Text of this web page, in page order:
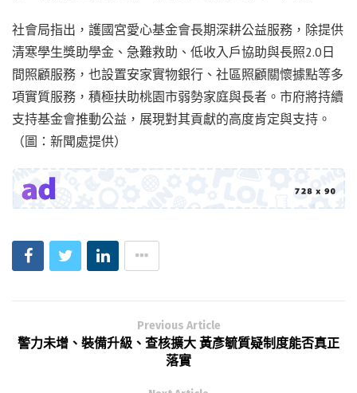
社會局指出，護國宮愛心基金會長期深耕公益服務，除提供
清寒學生獎助學金、急難救助、低收入戶協助與長照2.0日
間照顧服務，也設置安家實物銀行、社區照顧關懷據點等多
項實質服務，積極扶助桃園市弱勢家庭與長者。市府將持續
支持基金會推動公益，展現對其貢獻的高度肯定與支持。
（圖：新聞處提供）
Previous Article
警力未增、裝備升級、查核擴大 黃彥毓質疑制度能否真正
落實